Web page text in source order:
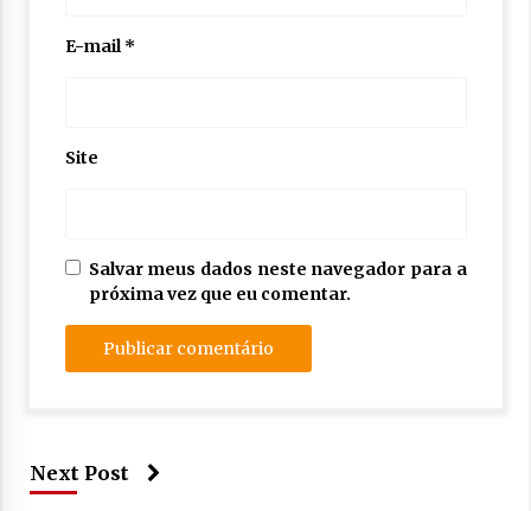
E-mail*
Site
Salvar meus dados neste navegador para a
próxima vez que eu comentar.
Next Post